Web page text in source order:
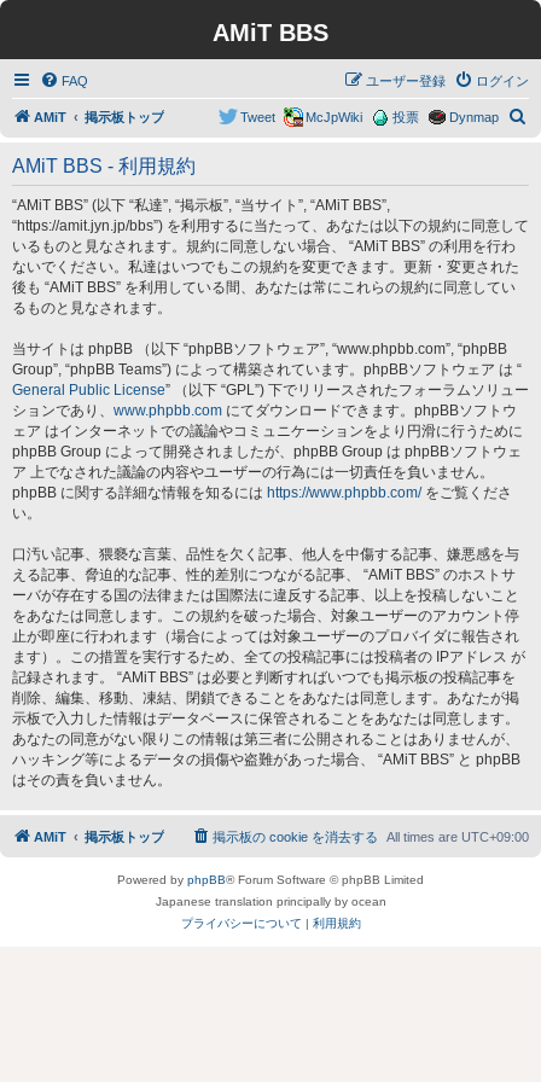
AMiT BBS
FAQ ログイン
ユーザー登録
AMiT 掲示板トップ Dynmap
投票
McJpWiki
Tweet
AMiT BBS - 利用規約
“AMiT BBS” (以下 “私達”, “掲示板”, “当サイト”, “AMiT BBS”,
“https://amit.jyn.jp/bbs”) を利用するに当たって、あなたは以下の規約に同意して
いるものと見なされます。規約に同意しない場合、 “AMiT BBS” の利用を行わ
ないでください。私達はいつでもこの規約を変更できます。更新・変更された
後も “AMiT BBS” を利用している間、あなたは常にこれらの規約に同意してい
るものと見なされます。
当サイトは phpBB （以下 “phpBBソフトウェア”, “www.phpbb.com”, “phpBB
Group”, “phpBB Teams”) によって構築されています。phpBBソフトウェア は “
General Public License” （以下 “GPL”) 下でリリースされたフォーラムソリュー
ションであり、 www.phpbb.com にてダウンロードできます。phpBBソフトウ
ェア はインターネットでの議論やコミュニケーションをより円滑に行うために
phpBB Group によって開発されましたが、phpBB Group は phpBBソフトウェ
ア 上でなされた議論の内容やユーザーの行為には一切責任を負いません。
phpBB に関する詳細な情報を知るには https://www.phpbb.com/をご覧くださ
い。
口汚い記事、猥褻な言葉、品性を欠く記事、他人を中傷する記事、嫌悪感を与
える記事、脅迫的な記事、性的差別につながる記事、 “AMiT BBS” のホストサ
ーバが存在する国の法律または国際法に違反する記事、以上を投稿しないこと
をあなたは同意します。この規約を破った場合、対象ユーザーのアカウント停
止が即座に行われます（場合によっては対象ユーザーのプロバイダに報告され
ます）。この措置を実行するため、全ての投稿記事には投稿者の IPアドレス が
記録されます。 “AMiT BBS” は必要と判断すればいつでも掲示板の投稿記事を
削除、編集、移動、凍結、閉鎖できることをあなたは同意します。あなたが掲
示板で入力した情報はデータベースに保管されることをあなたは同意します。
あなたの同意がない限りこの情報は第三者に公開されることはありませんが、
ハッキング等によるデータの損傷や盗難があった場合、 “AMiT BBS” と phpBB
はその責を負いません。
AMiT 掲示板トップ All times are UTC+09:00
掲示板の cookie を消去する
Powered by phpBB® Forum Software © phpBB Limited
Japanese translation principally by ocean
プライバシーについて | 利用規約